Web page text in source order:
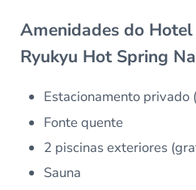
Amenidades do
Ryukyu Hot Spring
Estacionamento privado
Fonte quente
2 piscinas exteriores
Sauna